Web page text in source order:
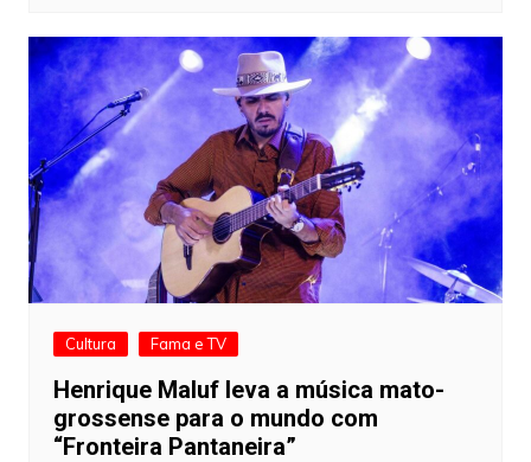
Cultura Fama e TV
Henrique Maluf leva a música mato-
grossense para o mundo com
“Fronteira Pantaneira”